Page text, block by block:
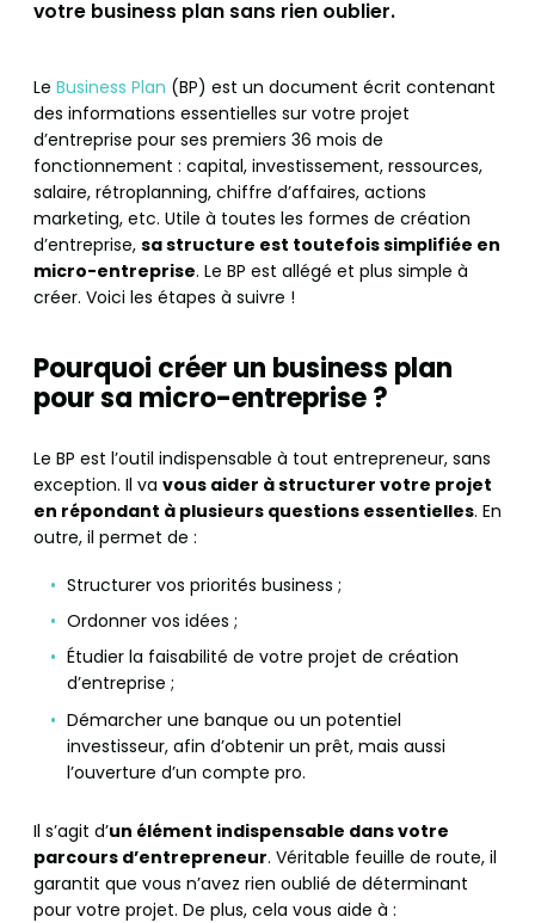
votre business plan sans rien oublier.
Le Business Plan (BP) est un document écrit contenant
des informations essentielles sur votre projet
d’entreprise pour ses premiers 36 mois de
fonctionnement : capital, investissement, ressources,
salaire, rétroplanning, chiffre d’affaires, actions
marketing, etc. Utile à toutes les formes de création
d’entreprise, sa structure est toutefois simplifiée en
micro-entreprise. Le BP est allégé et plus simple à
créer. Voici les étapes à suivre !
Pourquoi créer un business plan
pour sa micro-entreprise ?
Le BP est l’outil indispensable à tout entrepreneur, sans
exception. Il va vous aider à structurer votre projet
en répondant à plusieurs questions essentielles. En
outre, il permet de :
Structurer vos priorités business ;
Ordonner vos idées ;
Étudier la faisabilité de votre projet de création
d’entreprise ;
Démarcher une banque ou un potentiel
investisseur, afin d’obtenir un prêt, mais aussi
l’ouverture d’un compte pro.
Il s’agit d’un élément indispensable dans votre
parcours d’entrepreneur. Véritable feuille de route, il
garantit que vous n’avez rien oublié de déterminant
pour votre projet. De plus, cela vous aide à :